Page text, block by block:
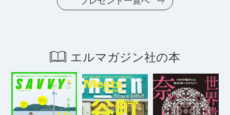
エルマガジン社の本